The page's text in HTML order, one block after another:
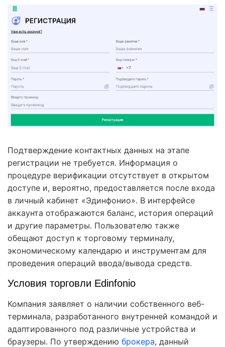
Подтверждение контактных данных на этапе
регистрации не требуется. Информация о
процедуре верификации отсутствует в открытом
доступе и, вероятно, предоставляется после входа
в личный кабинет «Эдинфонио». В интерфейсе
аккаунта отображаются баланс, история операций
и другие параметры. Пользователю также
обещают доступ к торговому терминалу,
экономическому календарю и инструментам для
проведения операций ввода/вывода средств.
Условия торговли Edinfonio
Компания заявляет о наличии собственного веб-
терминала, разработанного внутренней командой и
адаптированного под различные устройства и
браузеры. По утверждению брокера, данный